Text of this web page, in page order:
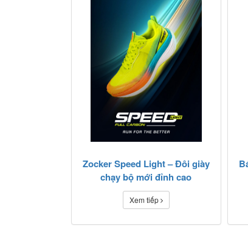
Zocker Speed Light – Đôi giày
chạy bộ mới đỉnh cao
Xem tiếp